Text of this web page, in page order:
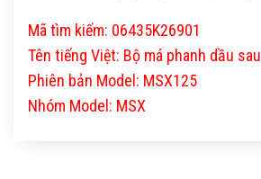
Mã tìm kiếm: 06435K26901
Tên tiếng Việt: Bộ má phanh dầu sau
Phiên bản Model: MSX125
Nhóm Model: MSX